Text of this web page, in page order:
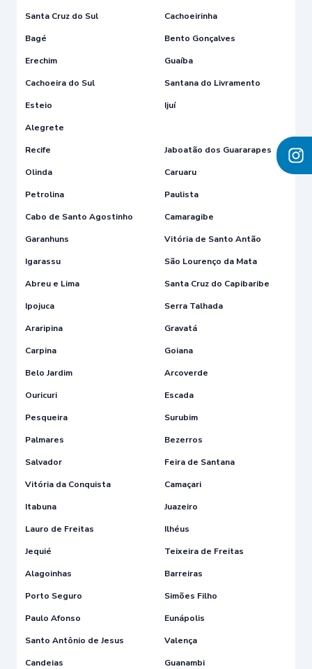
Santa Cruz do Sul
Cachoeirinha
Bagé
Bento Gonçalves
Erechim
Guaíba
Cachoeira do Sul
Santana do Livramento
Esteio
Ijuí
Alegrete
Recife
Jaboatão dos Guararapes
Olinda
Caruaru
Petrolina
Paulista
Cabo de Santo Agostinho
Camaragibe
Garanhuns
Vitória de Santo Antão
Igarassu
São Lourenço da Mata
Abreu e Lima
Santa Cruz do Capibaribe
Ipojuca
Serra Talhada
Araripina
Gravatá
Carpina
Goiana
Belo Jardim
Arcoverde
Ouricuri
Escada
Pesqueira
Surubim
Palmares
Bezerros
Salvador
Feira de Santana
Vitória da Conquista
Camaçari
Itabuna
Juazeiro
Lauro de Freitas
Ilhéus
Jequié
Teixeira de Freitas
Alagoinhas
Barreiras
Porto Seguro
Simões Filho
Paulo Afonso
Eunápolis
Santo Antônio de Jesus
Valença
Candeias
Guanambi